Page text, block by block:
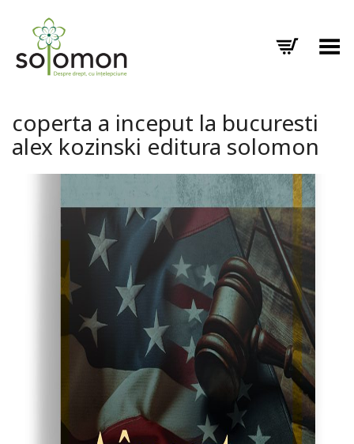
Toggle Menu
coperta a inceput la bucuresti
alex kozinski editura solomon